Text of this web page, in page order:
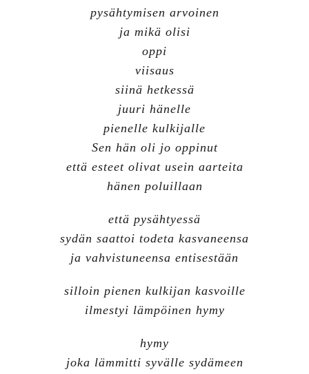
pysähtymisen arvoinen
ja mikä olisi
oppi
viisaus
siinä hetkessä
juuri hänelle
pienelle kulkijalle
Sen hän oli jo oppinut
että esteet olivat usein aarteita
hänen poluillaan
että pysähtyessä
sydän saattoi todeta kasvaneensa
ja vahvistuneensa entisestään
silloin pienen kulkijan kasvoille
ilmestyi lämpöinen hymy
hymy
joka lämmitti syvälle sydämeen